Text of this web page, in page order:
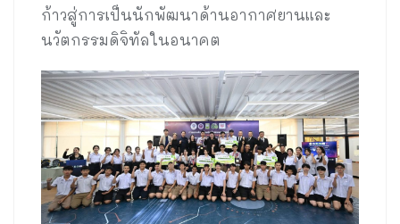
ก้าวสู่การเป็นนักพัฒนาด้านอากาศยานและ
นวัตกรรมดิจิทัลในอนาคต